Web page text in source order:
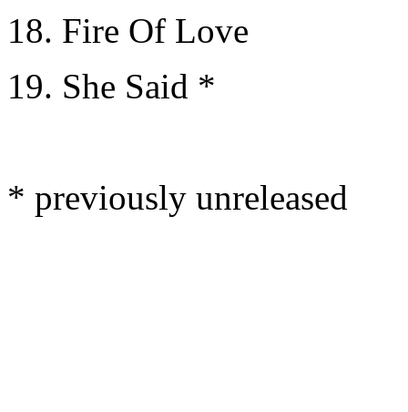
18. Fire Of Love
19. She Said *
* previously unreleased